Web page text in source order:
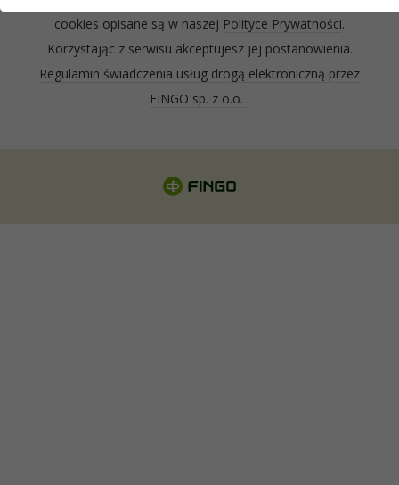
cookies opisane są w naszej Polityce Prywatności.
Korzystając z serwisu akceptujesz jej postanowienia.
Regulamin świadczenia usług drogą elektroniczną przez
FINGO sp. z o.o. .